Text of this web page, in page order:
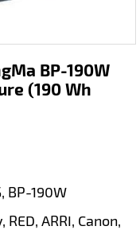
BP-190W
(190 Wh
BP-190W
ARRI, Canon,